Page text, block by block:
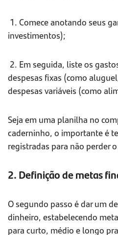
1. Comece anotando seus
investimentos);
2. Em seguida, liste os
despesas fixas (como
despesas variáveis (como
Seja em uma planilha no
caderninho, o importante é
registradas para não perder
2. Definição de metas
O segundo passo é dar um
dinheiro, estabelecendo
para curto, médio e longo